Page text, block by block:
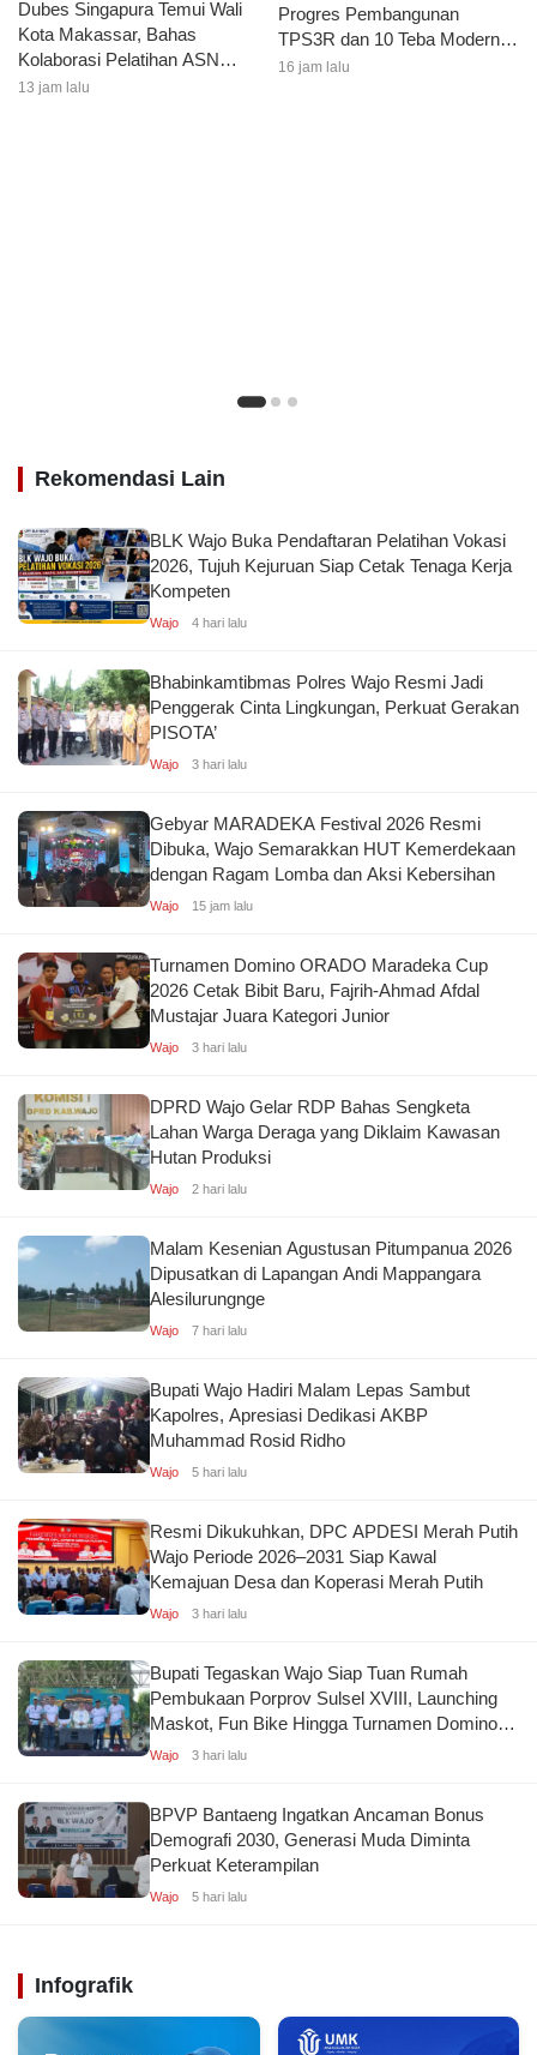
Dubes Singapura Temui Wali
Kota Makassar, Bahas
Kolaborasi Pelatihan ASN
hingga Masyarakat
13 jam lalu
Progres Pembangunan
TPS3R dan 10 Teba Moderndi
Kelurahan Laikang
16 jam lalu
Rekomendasi Lain
BLK Wajo Buka Pendaftaran Pelatihan Vokasi
2026, Tujuh Kejuruan Siap Cetak Tenaga Kerja
Kompeten
Wajo 4 hari lalu
Bhabinkamtibmas Polres Wajo Resmi Jadi
Penggerak Cinta Lingkungan, Perkuat Gerakan
PISOTA’
Wajo 3 hari lalu
Gebyar MARADEKA Festival 2026 Resmi
Dibuka, Wajo Semarakkan HUT Kemerdekaan
dengan Ragam Lomba dan Aksi Kebersihan
Wajo 15 jam lalu
Turnamen Domino ORADO Maradeka Cup
2026 Cetak Bibit Baru, Fajrih-Ahmad Afdal
Mustajar Juara Kategori Junior
Wajo 3 hari lalu
DPRD Wajo Gelar RDP Bahas Sengketa
Lahan Warga Deraga yang Diklaim Kawasan
Hutan Produksi
Wajo 2 hari lalu
Malam Kesenian Agustusan Pitumpanua 2026
Dipusatkan di Lapangan Andi Mappangara
Alesilurungnge
Wajo 7 hari lalu
Bupati Wajo Hadiri Malam Lepas Sambut
Kapolres, Apresiasi Dedikasi AKBP
Muhammad Rosid Ridho
Wajo 5 hari lalu
Resmi Dikukuhkan, DPC APDESI Merah Putih
Wajo Periode 2026–2031 Siap Kawal
Kemajuan Desa dan Koperasi Merah Putih
Wajo 3 hari lalu
Bupati Tegaskan Wajo Siap Tuan Rumah
Pembukaan Porprov Sulsel XVIII, Launching
Maskot, Fun Bike Hingga Turnamen Domino
Kolaborasi KONI
Wajo 3 hari lalu
BPVP Bantaeng Ingatkan Ancaman Bonus
Demografi 2030, Generasi Muda Diminta
Perkuat Keterampilan
Wajo 5 hari lalu
Infografik